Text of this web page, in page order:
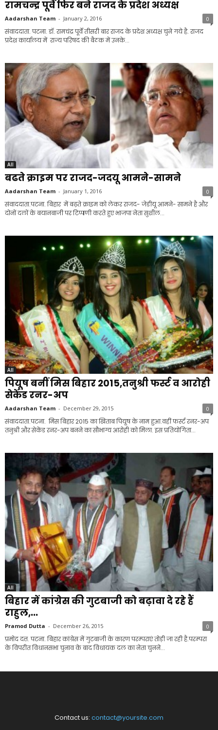
रामचन्द्र पूर्वे फिर बने राजद के प्रदेश अध्यक्ष
Aadarshan Team - January 2, 2016 0
संवाददाता. पटना. डॉ. रामचंद्र पूर्वे तीसरी बार राजद के प्रदेश अध्यक्ष चुने गये है. राजद
प्रदेश कार्यालय में राज्य परिषद की बैठक में उनके...
All
बढते क्राइम पर राजद-जदयू आमने-सामने
Aadarshan Team - January 1, 2016 0
संवाददाता.पटना. बिहार में बढ़ते क्राइम को लेकर राजद- जेडीयू आमने- सामने है और
दोनों दलों के बयानबाजी पर टिप्पणी करते हुए भाजपा नेता सुशील...
All
पियूष बनीं मिस बिहार 2015,तनुश्री फर्स्ट व आरोही
सेकेंड रनर-अप
Aadarshan Team - December 29, 2015 0
संवाददाता.पटना. मिस बिहार 2015 का खिताब पियूष के नाम हुआ.वहीं फर्स्‍ट रनर-अप
तनुश्री और सेकेंड रनर-अप बनने का सौभाग्य आरोही को मिला. इस प्रतियोगिता...
All
बिहार में कांग्रेस की गुटबाजी को बढ़ावा दे रहे हैं
राहुल,...
Pramod Dutta - December 26, 2015 0
प्रमोद दत्त. पटना. बिहार कांग्रेस में गुटबाजी के कारण परम्पराएं तोड़ी जा रही है.परम्परा
के विपरीत विधानसभा चुनाव के बाद विधायक दल का नेता चुनने...
Contact us: contact@yoursite.com